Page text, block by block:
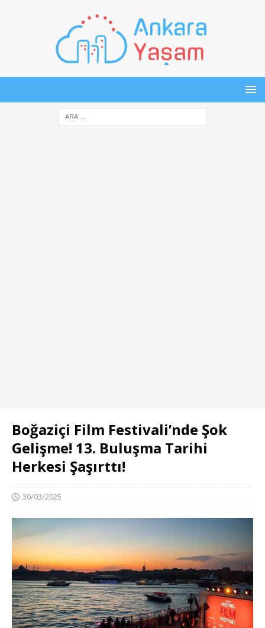
Boğaziçi Film Festivali’nde Şok
Gelişme! 13. Buluşma Tarihi
Herkesi Şaşırttı!
30/03/2025